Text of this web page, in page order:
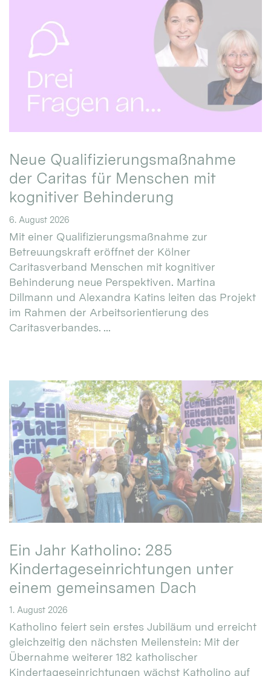
Neue Qualifizierungsmaßnahme
der Caritas für Menschen mit
kognitiver Behinderung
6. August 2026
Mit einer Qualifizierungsmaßnahme zur
Betreuungskraft eröffnet der Kölner
Caritasverband Menschen mit kognitiver
Behinderung neue Perspektiven. Martina
Dillmann und Alexandra Katins leiten das Projekt
im Rahmen der Arbeitsorientierung des
Caritasverbandes. ...
Ein Jahr Katholino: 285
Kindertageseinrichtungen unter
einem gemeinsamen Dach
1. August 2026
Katholino feiert sein erstes Jubiläum und erreicht
gleichzeitig den nächsten Meilenstein: Mit der
Übernahme weiterer 182 katholischer
Kindertageseinrichtungen wächst Katholino auf